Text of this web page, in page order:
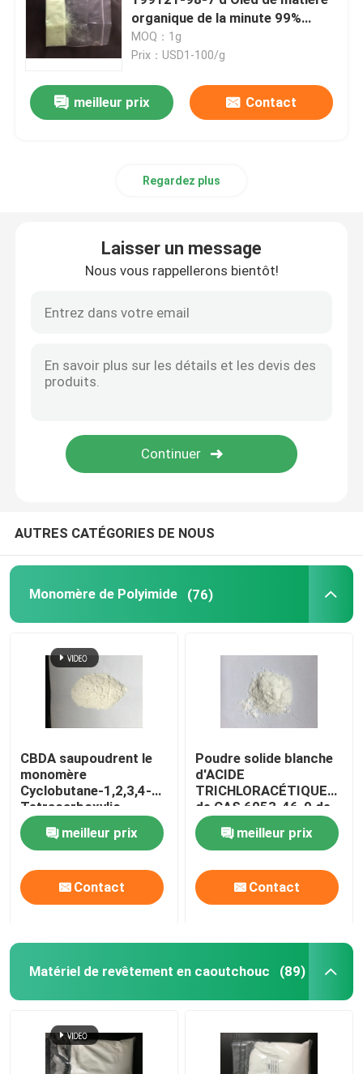
Produits chimiques électroniques
Matériaux photovoltaïques organiques
Matières premières de soin personnel
organique de la minute 99%
DNTPD Oled de pureté
MOQ：1g
Prix：USD1-100/g
meilleur prix Contact
Regardez plus
Laisser un message
Nous vous rappellerons bientôt!
AUTRES CATÉGORIES DE NOUS
Monomère de Polyimide (76)
CBDA saupoudrent le
monomère
Cyclobutane-1,2,3,4-
Tetracarboxylic
Dianhydride de
Polyimide de CAS
4415-87-6
meilleur prix
Contact
Poudre solide blanche
d'ACIDE
TRICHLORACÉTIQUE
de CAS 6053-46-9 de
monomère de
Polyimide de la minute
99% de pureté
meilleur prix
Contact
Matériel de revêtement en caoutchouc (89)